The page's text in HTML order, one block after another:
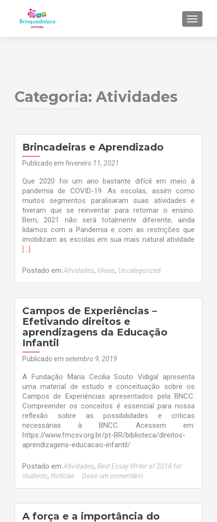
Categoria: Atividades
Brincadeiras e Aprendizado
Publicado em fevereiro 11, 2021
Que 2020 foi um ano bastante difícil em meio à
pandemia de COVID-19. As escolas, assim como
muitos segmentos paralisaram suas atividades e
tiveram que se reinventar para retomar o ensino.
Bem, 2021 não será totalmente diferente, ainda
lidamos com a Pandemia e com as restrições que
imobilizam as escolas em sua mais natural atividade
[…]
Postado em Atividades, Ideias, Uncategorized
Campos de Experiências –
Efetivando direitos e
aprendizagens da Educação
Infantil
Publicado em setembro 9, 2019
A Fundação Maria Cecilia Souto Vidigal apresenta
uma material de estudo e conceituação sobre os
Campos de Experiências apresentados pela BNCC.
Compreender os conceitos é essencial para nossa
reflexão sobre as possibilidades e criticas
necessárias à BNCC. Acessem em:
https://www.fmcsv.org.br/pt-BR/biblioteca/direitos-
aprendizagens-educacao-infantil/
Postado em Atividades, Best Essay Writer of 2018 for
students, Notícias Deixe um comentário
A força e a importância do